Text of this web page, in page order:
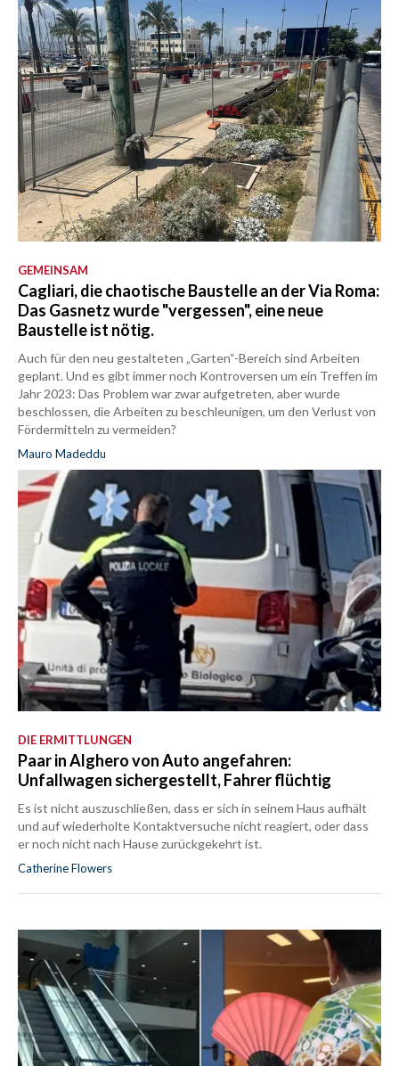
GEMEINSAM
Cagliari, die chaotische Baustelle an der Via Roma:
Das Gasnetz wurde "vergessen", eine neue
Baustelle ist nötig.
Auch für den neu gestalteten „Garten“-Bereich sind Arbeiten
geplant. Und es gibt immer noch Kontroversen um ein Treffen im
Jahr 2023: Das Problem war zwar aufgetreten, aber wurde
beschlossen, die Arbeiten zu beschleunigen, um den Verlust von
Fördermitteln zu vermeiden?
Mauro Madeddu
DIE ERMITTLUNGEN
Paar in Alghero von Auto angefahren:
Unfallwagen sichergestellt, Fahrer flüchtig
Es ist nicht auszuschließen, dass er sich in seinem Haus aufhält
und auf wiederholte Kontaktversuche nicht reagiert, oder dass
er noch nicht nach Hause zurückgekehrt ist.
Catherine Flowers